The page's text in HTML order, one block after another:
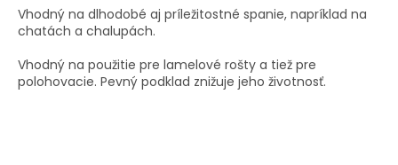
Vhodný na dlhodobé aj príležitostné spanie, napríklad na
chatách a chalupách.
Vhodný na použitie pre lamelové rošty a tiež pre
polohovacie. Pevný podklad znižuje jeho životnosť.